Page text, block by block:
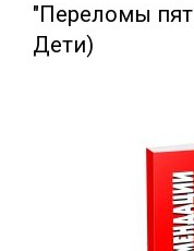
"Переломы
Дети)